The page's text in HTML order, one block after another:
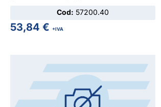
Cod: 57200.40
53,84 € +IVA